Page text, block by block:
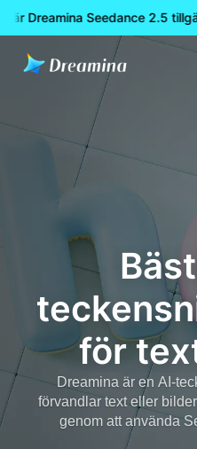
är Dreamina Seedance 2.5
Hem Verktyg Bästa AI-
för
Dreamina är en AI-
förvandlar text eller
genom att använda
Skapa, redigera och